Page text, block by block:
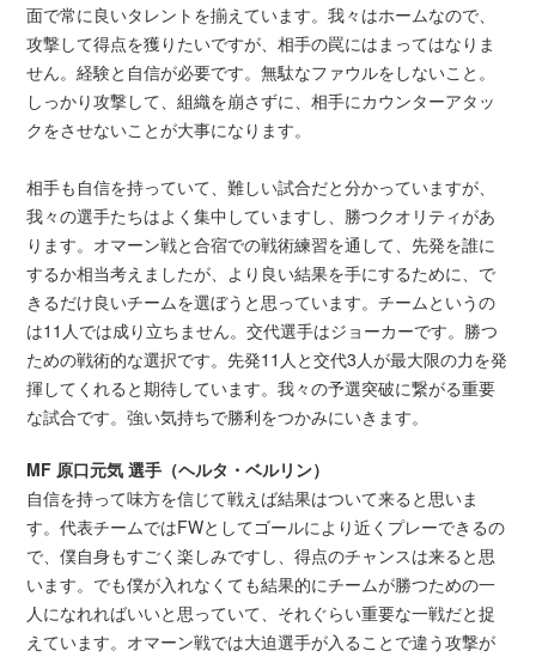
面で常に良いタレントを揃えています。我々はホームなので、
攻撃して得点を獲りたいですが、相手の罠にはまってはなりま
せん。経験と自信が必要です。無駄なファウルをしないこと。
しっかり攻撃して、組織を崩さずに、相手にカウンターアタッ
クをさせないことが大事になります。
相手も自信を持っていて、難しい試合だと分かっていますが、
我々の選手たちはよく集中していますし、勝つクオリティがあ
ります。オマーン戦と合宿での戦術練習を通して、先発を誰に
するか相当考えましたが、より良い結果を手にするために、で
きるだけ良いチームを選ぼうと思っています。チームというの
は11人では成り立ちません。交代選手はジョーカーです。勝つ
ための戦術的な選択です。先発11人と交代3人が最大限の力を発
揮してくれると期待しています。我々の予選突破に繋がる重要
な試合です。強い気持ちで勝利をつかみにいきます。
MF 原口元気 選手（ヘルタ・ベルリン）
自信を持って味方を信じて戦えば結果はついて来ると思いま
す。代表チームではFWとしてゴールにより近くプレーできるの
で、僕自身もすごく楽しみですし、得点のチャンスは来ると思
います。でも僕が入れなくても結果的にチームが勝つための一
人になれればいいと思っていて、それぐらい重要な一戦だと捉
えています。オマーン戦では大迫選手が入ることで違う攻撃が